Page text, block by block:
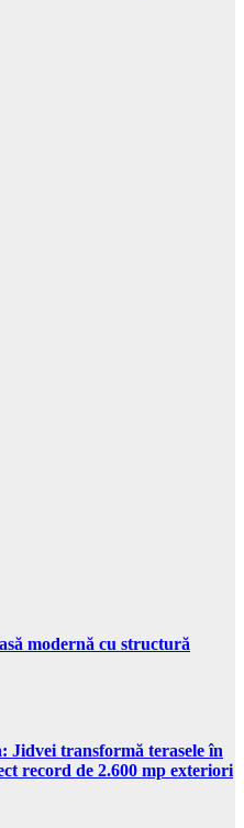
modernă cu structură
Jidvei transformă terasele în
record de 2.600 mp exteriori